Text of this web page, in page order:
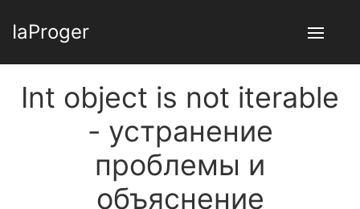
IaProger
Int object is not iterable
- устранение
проблемы и
объяснение